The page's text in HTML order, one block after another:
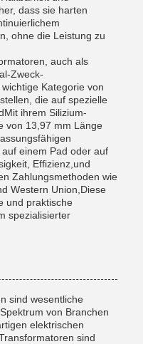
dass sie harten
ohne die Leistung zu
auch als
Zweck-
Kategorie von
die auf spezielle
ihrem Silizium-
von 13,97 mm Länge
auf einem Pad oder auf
Effizienz,und
Zahlungsmethoden wie
Western Union,Diese
und praktische
spezialisierter
sind wesentliche
von Branchen
elektrischen
sind